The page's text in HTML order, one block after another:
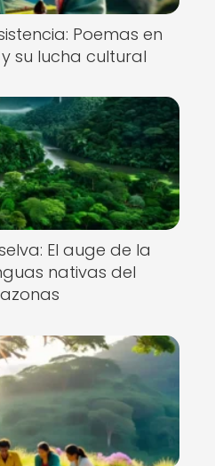
Poemas en
su lucha cultural
El auge de la
nativas del